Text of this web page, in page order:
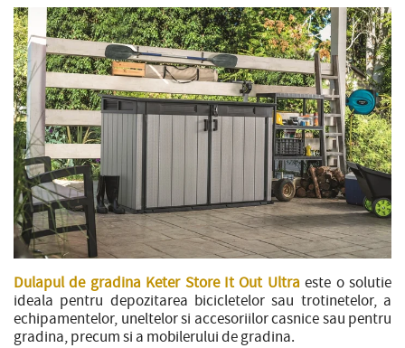
Dulapul de gradina Keter Store It Out Ultra este o solutie
ideala pentru depozitarea bicicletelor sau trotinetelor, a
echipamentelor, uneltelor si accesoriilor casnice sau pentru
gradina, precum si a mobilerului de gradina.